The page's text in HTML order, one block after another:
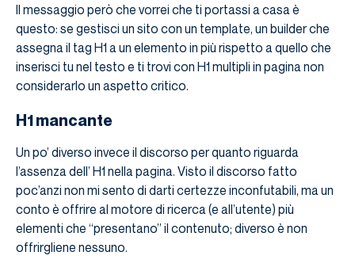
Il messaggio però che vorrei che ti portassi a casa è
questo: se gestisci un sito con un template, un builder che
assegna il tag H1 a un elemento in più rispetto a quello che
inserisci tu nel testo e ti trovi con H1 multipli in pagina non
considerarlo un aspetto critico.
H1 mancante
Un po’ diverso invece il discorso per quanto riguarda
l’assenza dell’ H1 nella pagina. Visto il discorso fatto
poc’anzi non mi sento di darti certezze inconfutabili, ma un
conto è offrire al motore di ricerca (e all’utente) più
elementi che “presentano” il contenuto; diverso è non
offrirgliene nessuno.